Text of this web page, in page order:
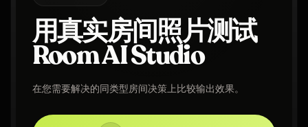
用真实房间照片测试
Room AI Studio
在您需要解决的同类型房间决策上比较输出效果。